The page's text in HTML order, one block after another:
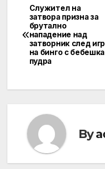
Post
navigation
Служител на
затвора призна за
брутално
нападение над
затворник след
на бинго с бебешка
пудра
By